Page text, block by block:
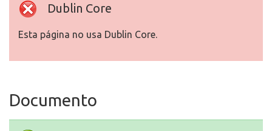
Dublin Core
Esta página no usa Dublin Core.
Documento